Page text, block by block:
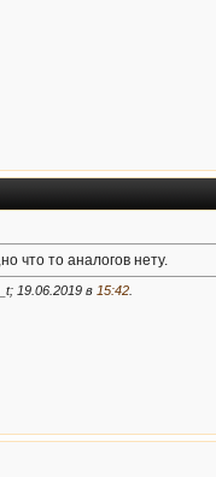
что то аналогов нету.
19.06.2019 в 15:42